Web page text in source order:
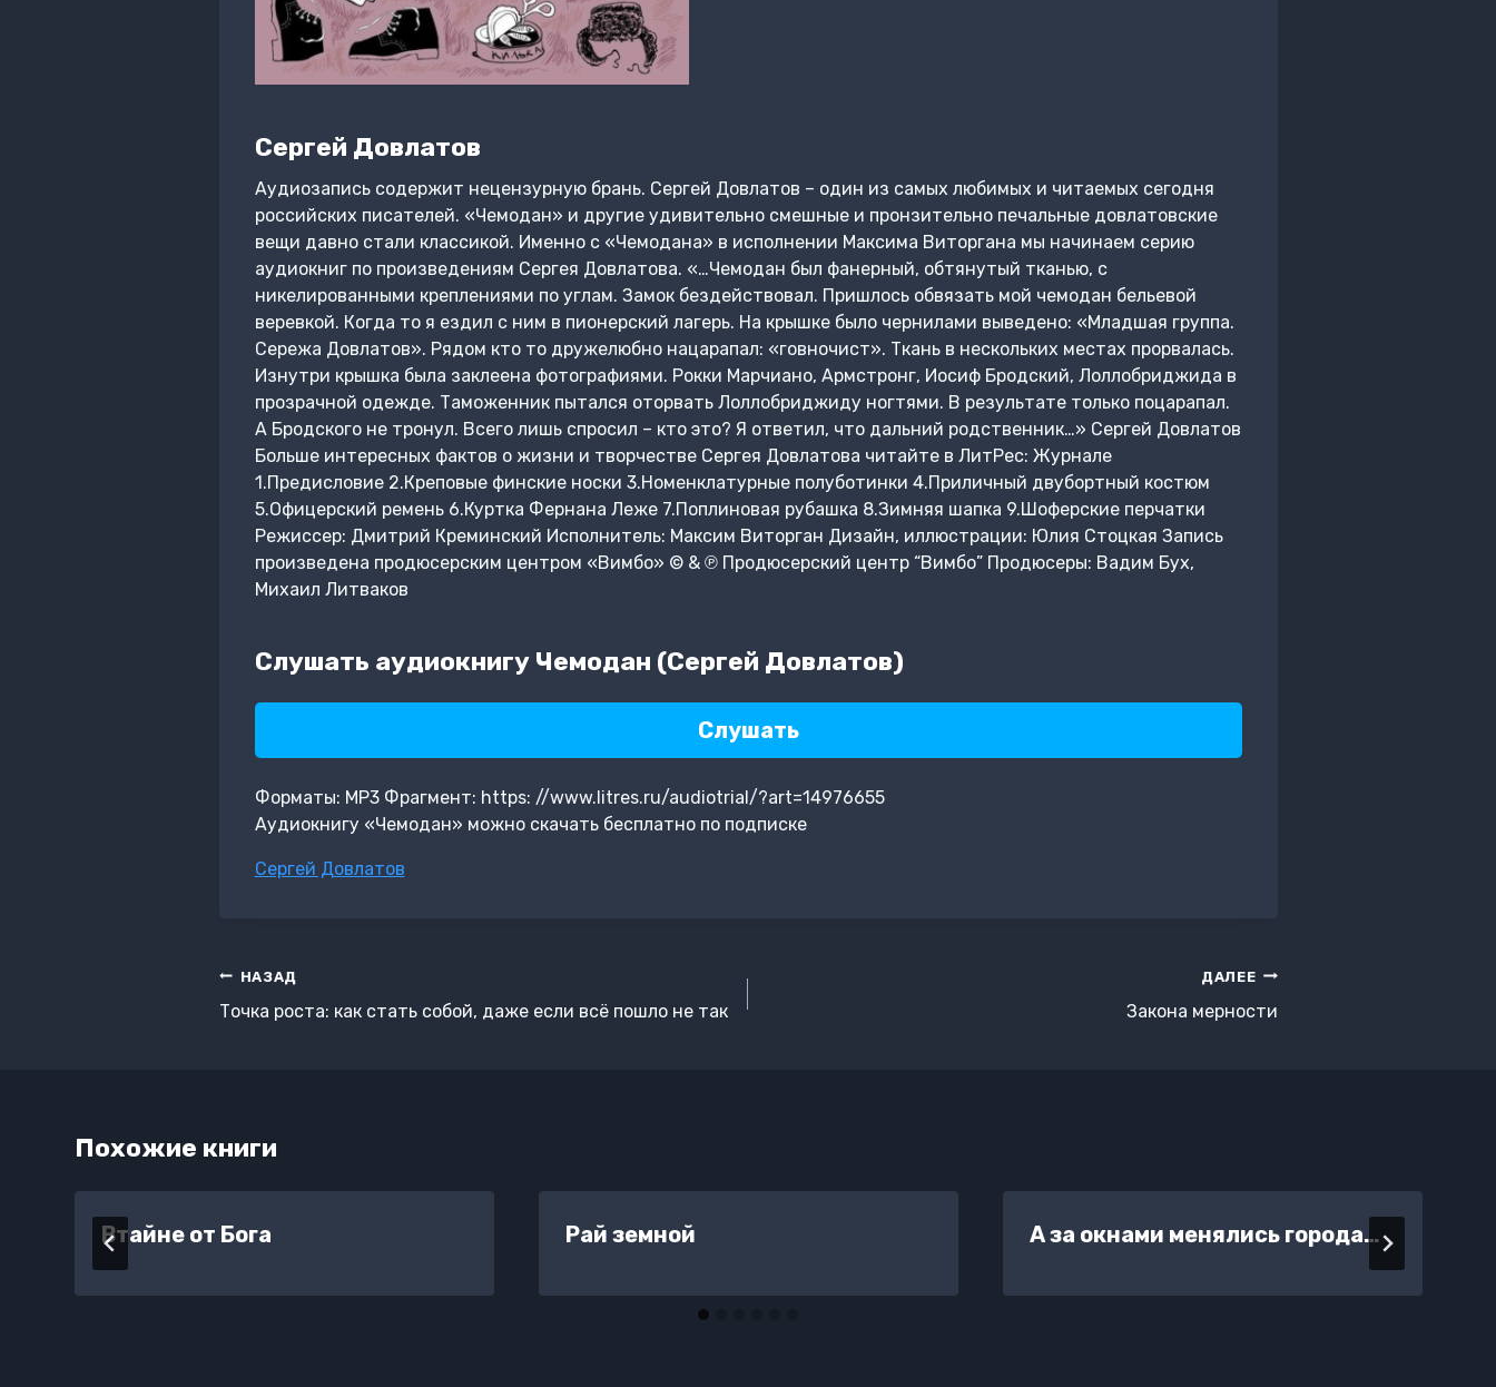
Сергей Довлатов
Аудиозапись содержит нецензурную брань. Сергей Довлатов – один из самых любимых и читаемых сегодня
российских писателей. «Чемодан» и другие удивительно смешные и пронзительно печальные довлатовские
вещи давно стали классикой. Именно с «Чемодана» в исполнении Максима Виторгана мы начинаем серию
аудиокниг по произведениям Сергея Довлатова. «…Чемодан был фанерный, обтянутый тканью, с
никелированными креплениями по углам. Замок бездействовал. Пришлось обвязать мой чемодан бельевой
веревкой. Когда то я ездил с ним в пионерский лагерь. На крышке было чернилами выведено: «Младшая группа.
Сережа Довлатов». Рядом кто то дружелюбно нацарапал: «говночист». Ткань в нескольких местах прорвалась.
Изнутри крышка была заклеена фотографиями. Рокки Марчиано, Армстронг, Иосиф Бродский, Лоллобриджида в
прозрачной одежде. Таможенник пытался оторвать Лоллобриджиду ногтями. В результате только поцарапал.
А Бродского не тронул. Всего лишь спросил – кто это? Я ответил, что дальний родственник…» Сергей Довлатов
Больше интересных фактов о жизни и творчестве Сергея Довлатова читайте в ЛитРес: Журнале
1.Предисловие 2.Креповые финские носки 3.Номенклатурные полуботинки 4.Приличный двубортный костюм
5.Офицерский ремень 6.Куртка Фернана Леже 7.Поплиновая рубашка 8.Зимняя шапка 9.Шоферские перчатки
Режиссер: Дмитрий Креминский Исполнитель: Максим Виторган Дизайн, иллюстрации: Юлия Стоцкая Запись
произведена продюсерским центром «Вимбо» © & ℗ Продюсерский центр “Вимбо” Продюсеры: Вадим Бух,
Михаил Литваков
Слушать аудиокнигу Чемодан (Сергей Довлатов)
Слушать
Форматы: MP3 Фрагмент: https: //www.litres.ru/audiotrial/?art=14976655
Аудиокнигу «Чемодан» можно скачать бесплатно по подписке
Метки
Сергей Довлатов
Навигация
по
НАЗАД
Точка роста: как стать собой, даже если всё пошло не так
ДАЛЕЕ
Закона мерности
Похожие книги
Втайне от Бога Рай земной А за окнами менялись города…